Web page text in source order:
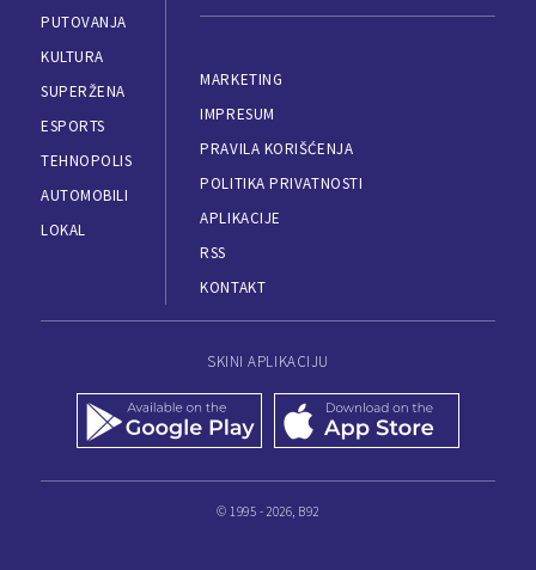
PUTOVANJA
KULTURA
SUPERŽENA
ESPORTS
TEHNOPOLIS
AUTOMOBILI
LOKAL
MARKETING
IMPRESUM
PRAVILA KORIŠĆENJA
POLITIKA PRIVATNOSTI
APLIKACIJE
RSS
KONTAKT
SKINI APLIKACIJU
© 1995 - 2026, B92